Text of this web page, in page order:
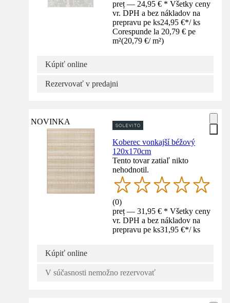
preț — 24,95 € * Všetky ceny
vr. DPH a bez nákladov na
prepravu pe ks24,95 €*/ ks
Corespunde la 20,79 € pe
m²(20,79 €/ m²)
Kúpiť online
Rezervovať v predajni
NOVINKA
Koberec vonkajší béžový
120x170cm
Tento tovar zatiaľ nikto
nehodnotil.
(0)
preț — 31,95 € * Všetky ceny
vr. DPH a bez nákladov na
prepravu pe ks31,95 €*/ ks
Kúpiť online
V súčasnosti nemožno rezervovať